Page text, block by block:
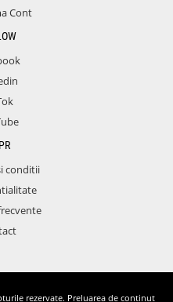
Cont
conditii
rezervate. Preluarea de continut